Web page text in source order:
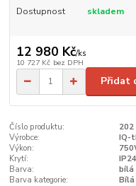
Dostupnost skladem
12 980 Kč/ks
10 727 Kč bez DPH
Přidat
Číslo produktu:
202
Výrobce:
IQ-
Výkon:
Krytí:
IP24
Barva:
bílá
Barva kategorie:
Bílá